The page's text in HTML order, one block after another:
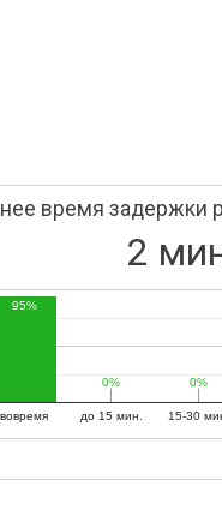
время задержки
2
вовремя до 15 мин. 15-30
95%
0%
0% 0%
0%